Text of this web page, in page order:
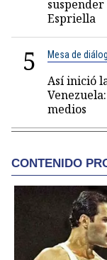
Espriella
5 Mesa de
Así inició
medios